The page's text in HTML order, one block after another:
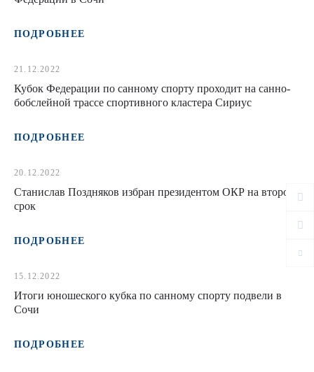
ПОДРОБНЕЕ
21.12.2022
Кубок Федерации по санному спорту проходит на санно-
бобслейной трассе спортивного кластера Сириус
ПОДРОБНЕЕ
20.12.2022
Станислав Поздняков избран президентом ОКР на второй
срок
ПОДРОБНЕЕ
15.12.2022
Итоги юношеского кубка по санному спорту подвели в
Сочи
ПОДРОБНЕЕ